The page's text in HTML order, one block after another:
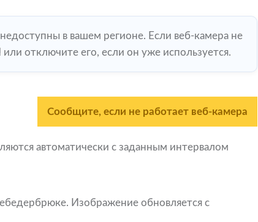
в вашем регионе. Если веб-камера не
отключите его, если он уже используется.
Сообщите, если не работает веб-камера
автоматически с заданным интервалом
Изображение обновляется с